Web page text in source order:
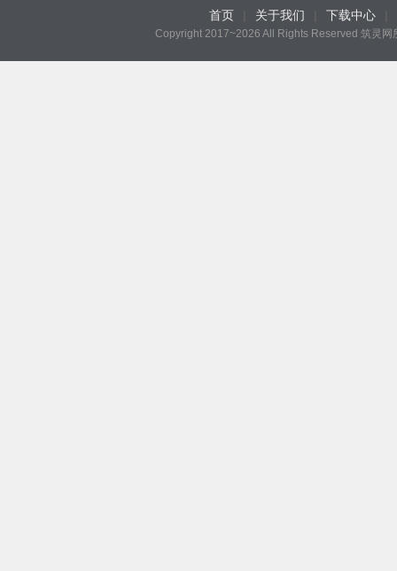
首页 关于我们 下载中心
Copyright 2017~2026 All Rights Reserved 筑灵网